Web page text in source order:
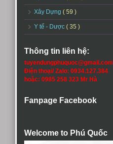
Xây Dựng ( 59 )
Y tế - Dược ( 35 )
Thông tin liên hệ:
tuyendungphuquoc@gmail.com
Điện thoại/ Zalo: 0934.127.384
hoặc: 0985 258 323 Mr Hà
Fanpage Facebook
Welcome to Phú Quốc